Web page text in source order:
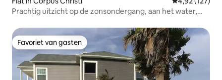
Prachtig uitzicht op de zonsondergang, aan het water,
Favoriet van gasten
Favoriet van gasten